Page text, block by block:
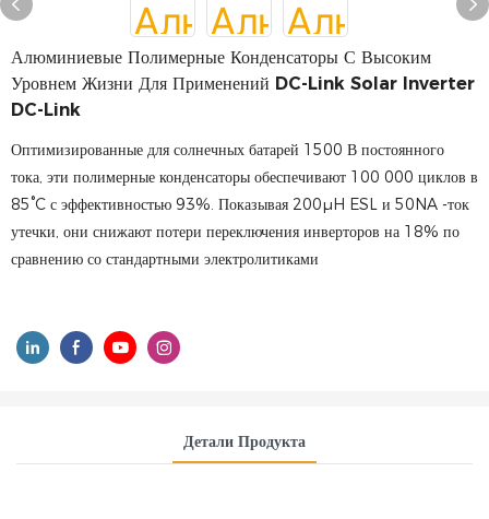
Алюминиевые Полимерные Конденсаторы С Высоким
Уровнем Жизни Для Применений DC-Link Solar Inverter
DC-Link
Оптимизированные для солнечных батарей 1500 В постоянного
тока, эти полимерные конденсаторы обеспечивают 100 000 циклов в
85°C с эффективностью 93%. Показывая 200μH ESL и 50NA -ток
утечки, они снижают потери переключения инверторов на 18% по
сравнению со стандартными электролитиками
Детали Продукта